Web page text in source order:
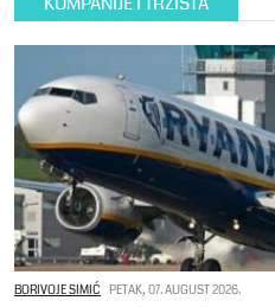
BORIVOJE SIMIĆ PETAK, 07. AUGUST 2026.